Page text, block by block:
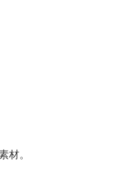
材。